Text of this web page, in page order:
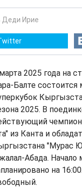
Деди Ирие
2025 года на
Балте состоится
2025. В
из Канта и
"Мурас
Абада. Начало
на